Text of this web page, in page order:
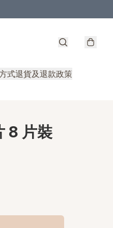
式退貨及退款政策
8 片裝